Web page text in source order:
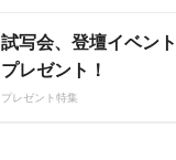
試写会、登壇イベン
プレゼント！
プレゼント特集